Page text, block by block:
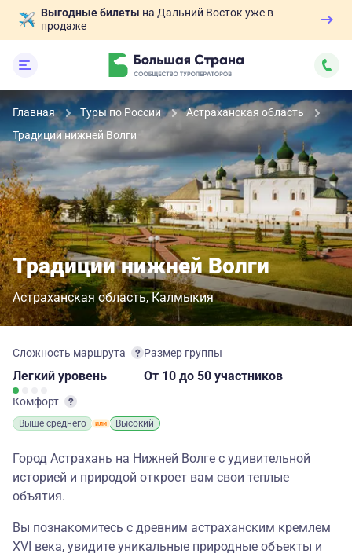
Выгодные билеты на Дальний Восток уже в
продаже
Главная Туры по России
Астраханская область
Традиции нижней Волги
Традиции нижней Волги
Астраханская область Калмыкия
Сложность маршрута
Легкий уровень
Комфорт
Выше среднего Высокий
Размер группы
От 10 до 50 участников
Город Астрахань на Нижней Волге с удивительной
историей и природой откроет вам свои теплые
объятия.
Вы познакомитесь с древним астраханским кремлем
XVI века, увидите уникальные природные объекты и